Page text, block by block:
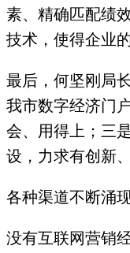
素、精确匹配绩
技术，使得企业
最后，何坚刚局
我市数字经济门
会、用得上；三
设，力求有创新
各种渠道不断涌
没有互联网营销